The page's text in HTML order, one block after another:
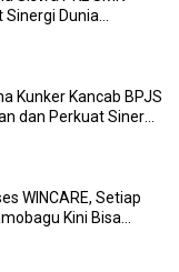
Dunia
Kunker Kancab BPJS
dan Perkuat Sinergi
WINCARE, Setiap
Kini Bisa